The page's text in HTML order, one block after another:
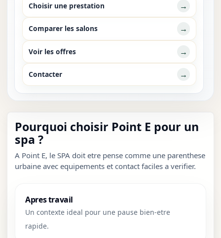
Choisir une prestation →
Comparer les salons →
Voir les offres →
Contacter →
Pourquoi choisir Point E pour un
spa ?
A Point E, le SPA doit etre pense comme une parenthese
urbaine avec equipements et contact faciles a verifier.
Apres travail
Un contexte ideal pour une pause bien-etre
rapide.